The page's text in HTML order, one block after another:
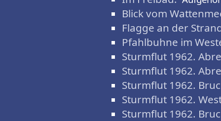
Blick vom
Flagge an der
Pfahlbuhne im
Sturmflut 1962.
Sturmflut 1962.
Sturmflut 1962.
Sturmflut 1962.
Sturmflut 1962.